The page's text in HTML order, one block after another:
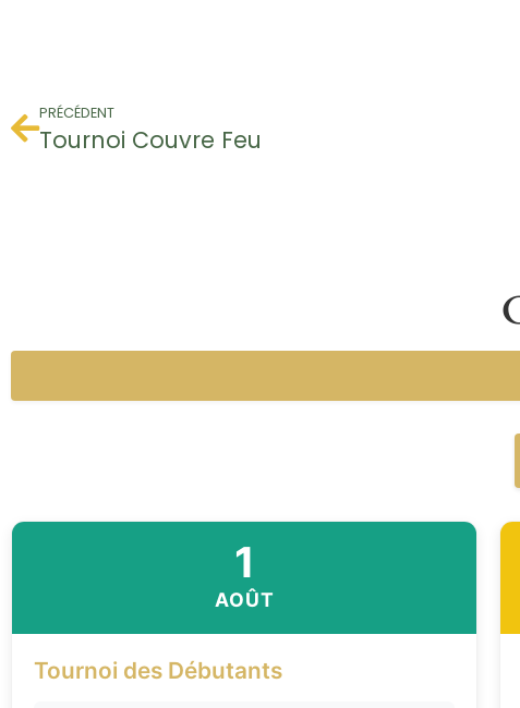
PRÉCÉDENT
Tournoi Couvre Feu
1
AOÛT
Tournoi des Débutants